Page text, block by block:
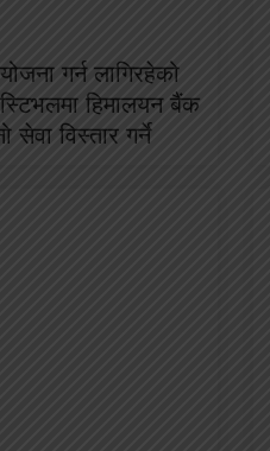
गर्न लागिरहेको
हिमालयन बैंक
विस्तार गर्ने